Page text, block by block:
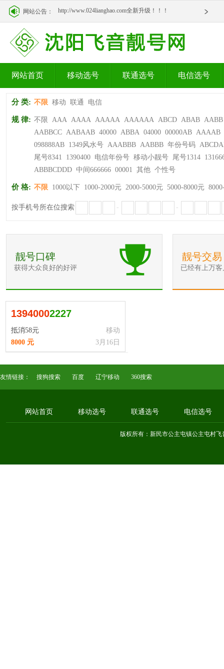
网站公告： http://www.024lianghao.com全新升级！！！
网站首页 移动选号 联通选号 电信选号
分 类: 不限 移动 联通 电信
规 律: 不限 AAA AAAA AAAAA AAAAAA ABCD ABAB AABB
AABBCC AABAAB 40000 ABBA 04000 00000AB AAAAB
098888AB 1349风水号 AAABBB AABBB 年份号码
尾号8341
1390400 电信年份号 移动小靓号 尾号1314
ABBBCDDD 中间666666 00001 其他 个性号
价 格: 不限 1000以下 1000-2000元 2000-5000元 5000-8000元
按手机号所在位搜索 - -
靓号口碑
获得大众良好的好评
靓号交易
已经有上万
13940002227
抵消58元
移动
3月16日
8000 元
友情链接： 搜狗搜索 百度 辽宁移动 360搜索
网站首页 移动选号 联通选号 电信选号
版权所有：新民市公主屯镇公主屯村